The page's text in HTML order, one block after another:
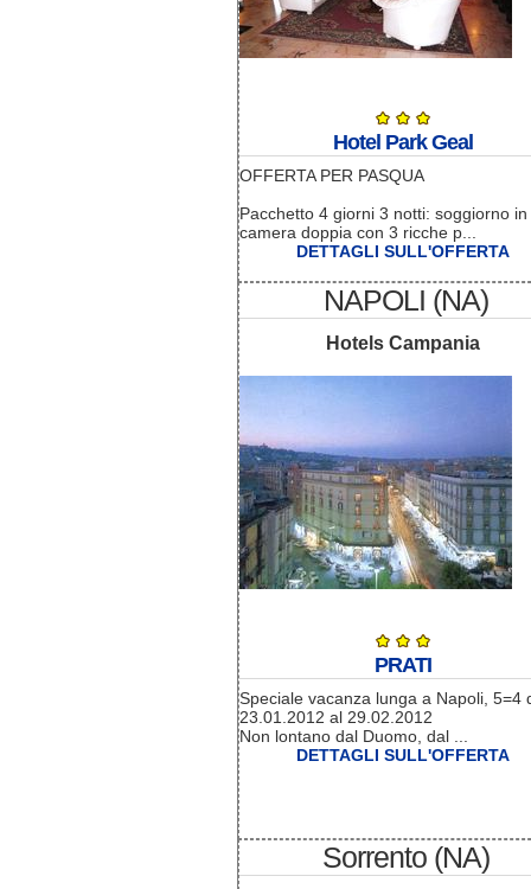
Hotel Park Geal
OFFERTA PER PASQUA
Pacchetto 4 giorni 3 notti: soggiorno in
camera doppia con 3 ricche p...
DETTAGLI SULL'OFFERTA
NAPOLI (NA)
Hotels Campania
PRATI
Speciale vacanza lunga a Napoli, 5=4
23.01.2012 al 29.02.2012
Non lontano dal Duomo, dal ...
DETTAGLI SULL'OFFERTA
Sorrento (NA)